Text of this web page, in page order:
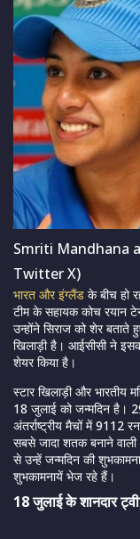
Smriti Mandhana
Twitter X)
भारत और इंग्लैंड के बीच हो
टीम के सहायक कोच रयान
उन्होंने सिराज को शेर बताते
खिलाड़ी है। आईसीसी ने
शेयर किया है।
स्टार खिलाड़ी और भारतीय
18 जुलाई को जन्मदिन है।
अंतर्राष्ट्रीय मैचों में 9112
सबसे जादा शतक बनाने
से उन्हें जन्मदिन की
शुभकामनायें भेज रहे हैं।
18 जुलाई के शानदार